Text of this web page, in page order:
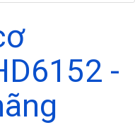
-